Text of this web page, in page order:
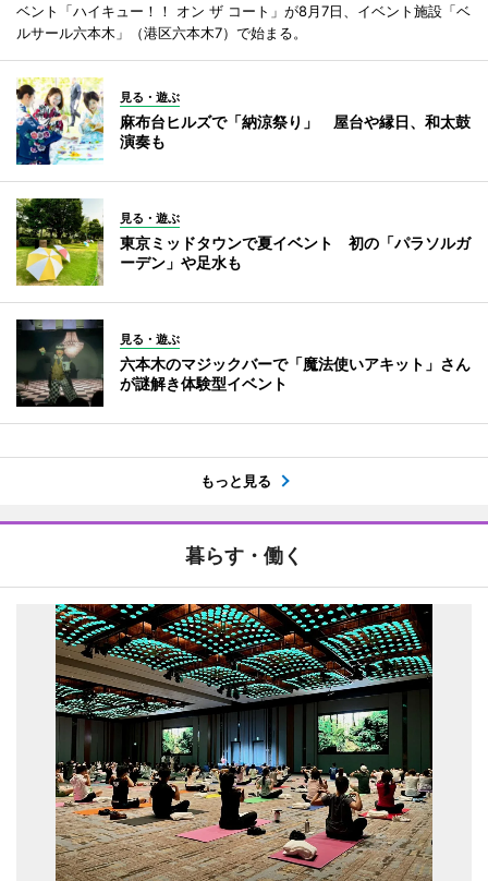
ベント「ハイキュー！！ オン ザ コート」が8月7日、イベント施設「ベ
ルサール六本木」（港区六本木7）で始まる。
見る・遊ぶ
麻布台ヒルズで「納涼祭り」 屋台や縁日、和太鼓
演奏も
見る・遊ぶ
東京ミッドタウンで夏イベント 初の「パラソルガ
ーデン」や足水も
見る・遊ぶ
六本木のマジックバーで「魔法使いアキット」さん
が謎解き体験型イベント
もっと見る
暮らす・働く